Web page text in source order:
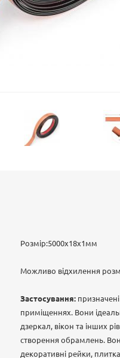
Розмір:5000х18х1мм
Можливо відхилення
Застосування:
приміщеннях. Вони
дзеркал, вікон та інших
створення обрамлень.
декоративні рейки,